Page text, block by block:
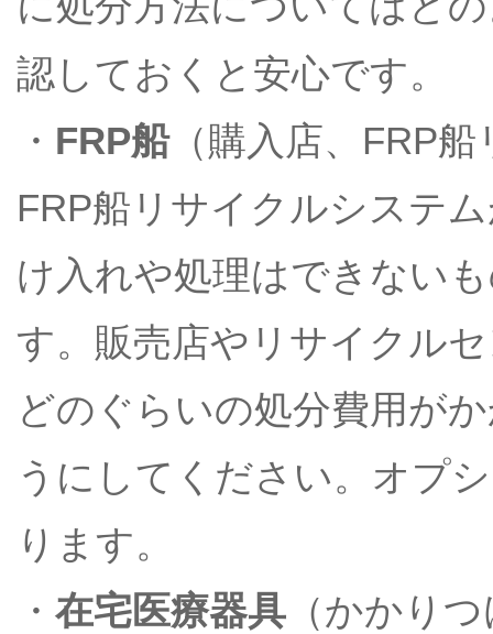
認しておくと安心です。
・ FRP船（購入店、FRP
FRP船リサイクルシステ
け入れや処理はできない
す。販売店やリサイクル
どのぐらいの処分費用が
うにしてください。オプ
ります。
・ 在宅医療器具 （かかり